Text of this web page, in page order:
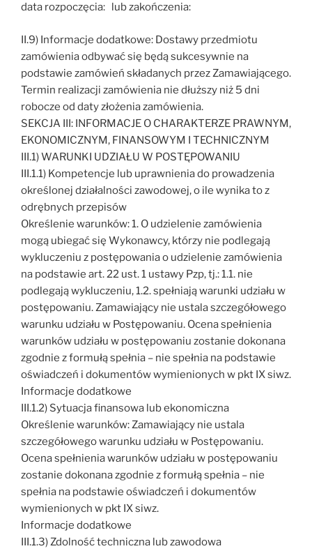
data rozpoczęcia: lub zakończenia:
II.9) Informacje dodatkowe: Dostawy przedmiotu
zamówienia odbywać się będą sukcesywnie na
podstawie zamówień składanych przez Zamawiającego.
Termin realizacji zamówienia nie dłuższy niż 5 dni
robocze od daty złożenia zamówienia.
SEKCJA III: INFORMACJE O CHARAKTERZE PRAWNYM,
EKONOMICZNYM, FINANSOWYM I TECHNICZNYM
III.1) WARUNKI UDZIAŁU W POSTĘPOWANIU
III.1.1) Kompetencje lub uprawnienia do prowadzenia
określonej działalności zawodowej, o ile wynika to z
odrębnych przepisów
Określenie warunków: 1. O udzielenie zamówienia
mogą ubiegać się Wykonawcy, którzy nie podlegają
wykluczeniu z postępowania o udzielenie zamówienia
na podstawie art. 22 ust. 1 ustawy Pzp, tj.: 1.1. nie
podlegają wykluczeniu, 1.2. spełniają warunki udziału w
postępowaniu. Zamawiający nie ustala szczegółowego
warunku udziału w Postępowaniu. Ocena spełnienia
warunków udziału w postępowaniu zostanie dokonana
zgodnie z formułą spełnia – nie spełnia na podstawie
oświadczeń i dokumentów wymienionych w pkt IX siwz.
Informacje dodatkowe
III.1.2) Sytuacja finansowa lub ekonomiczna
Określenie warunków: Zamawiający nie ustala
szczegółowego warunku udziału w Postępowaniu.
Ocena spełnienia warunków udziału w postępowaniu
zostanie dokonana zgodnie z formułą spełnia – nie
spełnia na podstawie oświadczeń i dokumentów
wymienionych w pkt IX siwz.
Informacje dodatkowe
III.1.3) Zdolność techniczna lub zawodowa